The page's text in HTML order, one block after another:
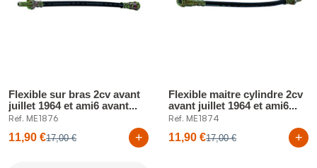
Flexible sur bras 2cv avant
juillet 1964 et ami6 avant...
Réf. ME1876
11,90 €17,00 € +
Flexible maitre cylindre 2cv
avant juillet 1964 et ami6...
Réf. ME1874
11,90 €17,00 € +